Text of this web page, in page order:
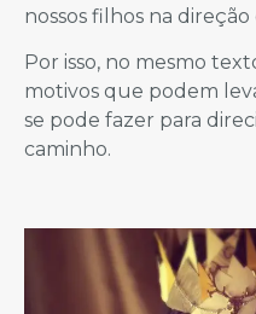
nossos filhos na direção
Por isso, no mesmo
motivos que podem
se pode fazer para
caminho.